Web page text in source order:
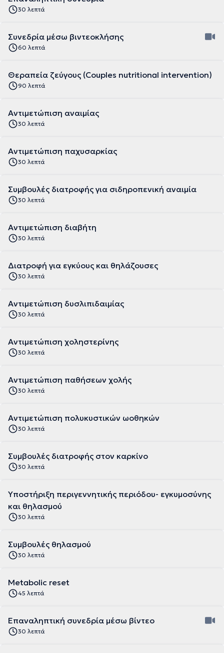
30 λεπτά
Συνεδρία μέσω βιντεοκλήσης
60 λεπτά
Θεραπεία ζεύγους (Couples nutritional intervention)
90 λεπτά
Αντιμετώπιση αναιμίας
30 λεπτά
Αντιμετώπιση παχυσαρκίας
30 λεπτά
Συμβουλές διατροφής για σιδηροπενική αναιμία
30 λεπτά
Αντιμετώπιση διαβήτη
30 λεπτά
Διατροφή για εγκύους και θηλάζουσες
30 λεπτά
Αντιμετώπιση δυσλιπιδαιμίας
30 λεπτά
Αντιμετώπιση χοληστερίνης
30 λεπτά
Αντιμετώπιση παθήσεων χολής
30 λεπτά
Αντιμετώπιση πολυκυστικών ωοθηκών
30 λεπτά
Συμβουλές διατροφής στον καρκίνο
30 λεπτά
Υποστήριξη περιγεννητικής περιόδου- εγκυμοσύνης
και θηλασμού
30 λεπτά
Συμβουλές θηλασμού
30 λεπτά
Metabolic reset
45 λεπτά
Επαναληπτική συνεδρία μέσω βίντεο
30 λεπτά